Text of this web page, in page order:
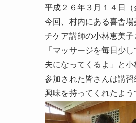
平成２６年３月１４日
今回、村内にある喜舎
チケア講師の小林恵美子
「マッサージを毎日少
夫になってくるよ」と小
参加された皆さんは講
興味を持ってくれたよう